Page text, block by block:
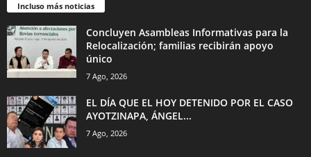
Incluso más noticias
Concluyen Asambleas Informativas para la
Relocalización; familias recibirán apoyo
único
7 Ago, 2026
EL DÍA QUE EL HOY DETENIDO POR EL CASO
AYOTZINAPA, ÁNGEL...
7 Ago, 2026